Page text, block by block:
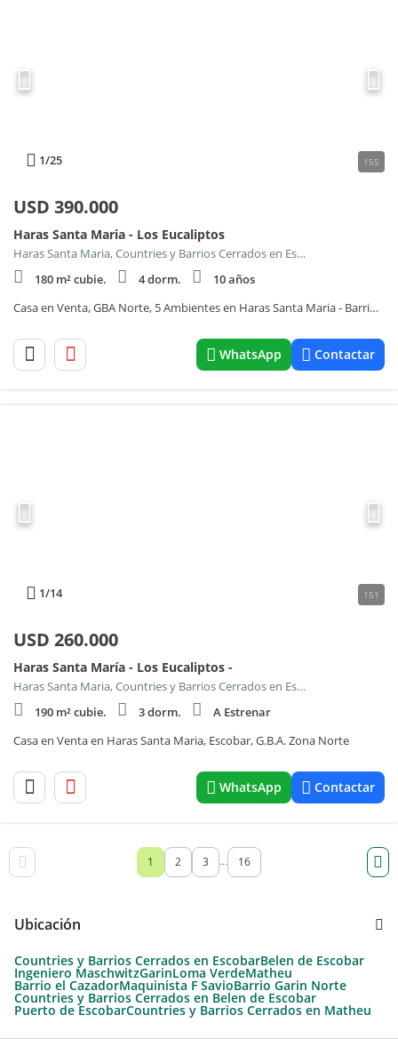
1/25 155
USD 390.000
Haras Santa Maria - Los Eucaliptos
Haras Santa Maria, Countries y Barrios Cerrados en Escobar
180 m² cubie.
4 dorm.
10 años
Casa en Venta, GBA Norte, 5 Ambientes en Haras Santa Maria - Barrio Los Eucaliptos - ID 5262
WhatsApp Contactar
1/14 151
USD 260.000
Haras Santa María - Los Eucaliptos -
Haras Santa Maria, Countries y Barrios Cerrados en Escobar
190 m² cubie.
3 dorm.
A Estrenar
Casa en Venta en Haras Santa Maria, Escobar, G.B.A. Zona Norte
WhatsApp Contactar
1 2 3 ... 16
Ubicación
Countries y Barrios Cerrados en EscobarBelen de Escobar
Ingeniero MaschwitzGarinLoma VerdeMatheu
Barrio el CazadorMaquinista F SavioBarrio Garin Norte
Countries y Barrios Cerrados en Belen de Escobar
Puerto de EscobarCountries y Barrios Cerrados en Matheu